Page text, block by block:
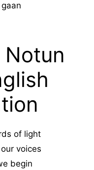
of light
voices
begin